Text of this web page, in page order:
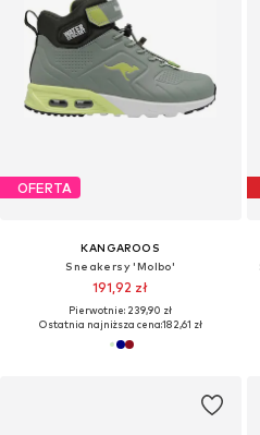
OFERTA
KANGAROOS
Sneakersy 'Molbo'
191,92 zł
Pierwotnie: 239,90 zł
Ostatnia najniższa cena:182,61 zł